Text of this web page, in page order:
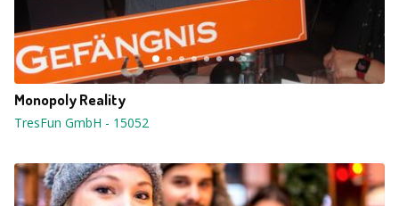
Monopoly Reality
TresFun GmbH - 15052